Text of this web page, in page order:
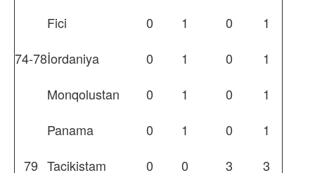
74-78
Fici
0 1 0
1
İordaniya
0 1 0
1
Monqolustan
0 1 0
1
Panama
0 1 0
1
79 Tacikistam 0 0 3 3